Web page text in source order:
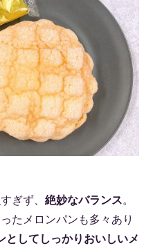
ぎず、 絶妙なバランス。
たメロンパンも多々あり
としてしっかりおいしいメ